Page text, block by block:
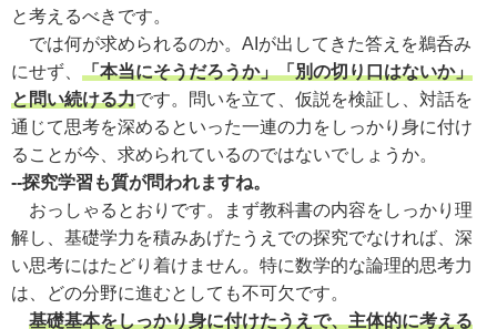
と考えるべきです。
では何が求められるのか。AIが出してきた答えを鵜呑み
にせず、 「本当にそうだろうか」「別の切り口はないか」
と問い続ける力です。問いを立て、仮説を検証し、対話を
通じて思考を深めるといった一連の力をしっかり身に付け
ることが今、求められているのではないでしょうか。
--探究学習も質が問われますね。
おっしゃるとおりです。まず教科書の内容をしっかり理
解し、基礎学力を積みあげたうえでの探究でなければ、深
い思考にはたどり着けません。特に数学的な論理的思考力
は、どの分野に進むとしても不可欠です。
基礎基本をしっかり身に付けたうえで、主体的に考える